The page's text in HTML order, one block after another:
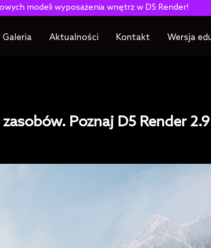
wyposażenia wnętrz w D5 Render!
Galeria Aktualności Kontakt Wersja
Poznaj D5 Render